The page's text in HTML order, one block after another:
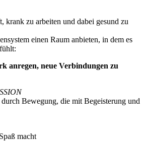
krank zu arbeiten und dabei gesund zu
einen Raum anbieten, in dem es
anregen, neue Verbindungen zu
Bewegung, die mit Begeisterung und
macht